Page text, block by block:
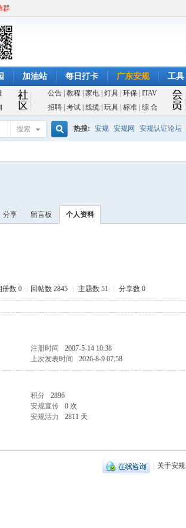
群
加油站 每日打卡 广东安规 工具
公告 教程 家电 灯具 环保 ITAV
招聘| 考试| 线缆| 玩具| 标准| 综 合
搜索 热搜: 安规 安规网 安规认证论坛
分享 留言板 个人资料
册数 0 回帖数 2845 主题数 51 分享数 0
注册时间 2007-5-14 10:38
上次发表时间 2026-8-9 07:58
积分 2896
安规宣传 0 次
安规活力 2811 天
| 关于安规